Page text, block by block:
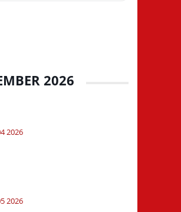
2026
2026
2026